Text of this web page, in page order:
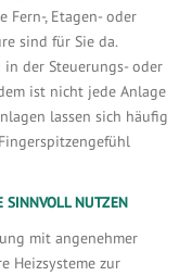
Fern-, Etagen- oder
sind für Sie da.
der Steuerungs- oder
ist nicht jede Anlage
lassen sich häufig
SINNVOLL NUTZEN
mit angenehmer
Heizsysteme zur